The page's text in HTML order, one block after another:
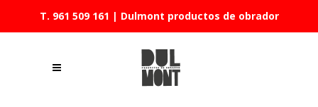
T. 961 509 161 | Dulmont productos de obrador